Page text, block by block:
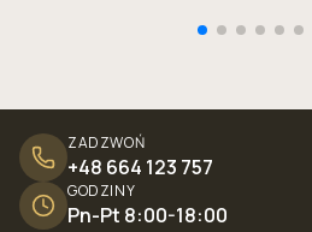
ZADZWOŃ
+48 664 123 757
GODZINY
Pn-Pt 8:00-18:00